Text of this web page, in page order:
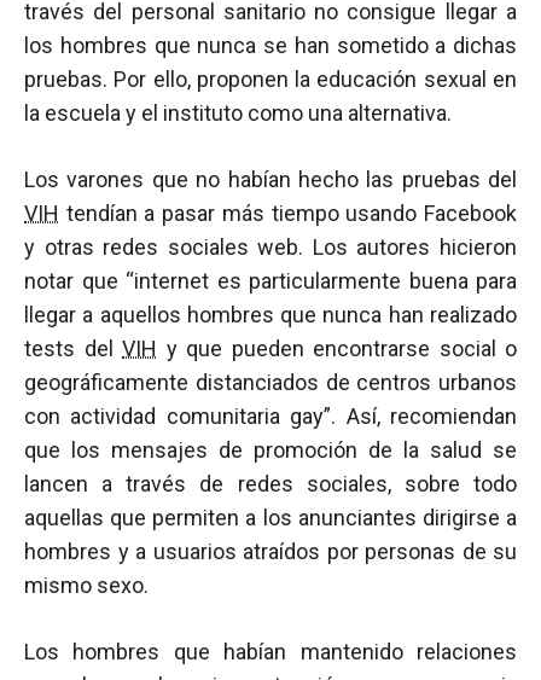
través del personal sanitario no consigue llegar a
los hombres que nunca se han sometido a dichas
pruebas. Por ello, proponen la educación sexual en
la escuela y el instituto como una alternativa.
Los varones que no habían hecho las pruebas del
VIH tendían a pasar más tiempo usando Facebook
y otras redes sociales web. Los autores hicieron
notar que “internet es particularmente buena para
llegar a aquellos hombres que nunca han realizado
tests del VIH y que pueden encontrarse social o
geográficamente distanciados de centros urbanos
con actividad comunitaria gay”. Así, recomiendan
que los mensajes de promoción de la salud se
lancen a través de redes sociales, sobre todo
aquellas que permiten a los anunciantes dirigirse a
hombres y a usuarios atraídos por personas de su
mismo sexo.
Los hombres que habían mantenido relaciones